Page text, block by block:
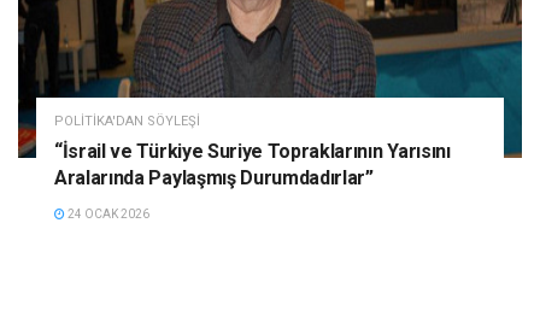
POLITIKA'DAN SÖYLEŞI
“İsrail ve Türkiye Suriye Topraklarının Yarısını
Aralarında Paylaşmış Durumdadırlar”
24 OCAK 2026